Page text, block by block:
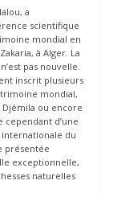
a
scientifique
mondial en
à Alger. La
pas nouvelle.
inscrit plusieurs
mondial,
Djémila ou encore
d’une
du
présentée
exceptionnelle,
naturelles